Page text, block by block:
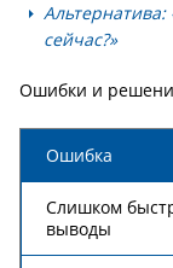
сейчас?»
Ошибки и
Ошибка
Слишком
выводы